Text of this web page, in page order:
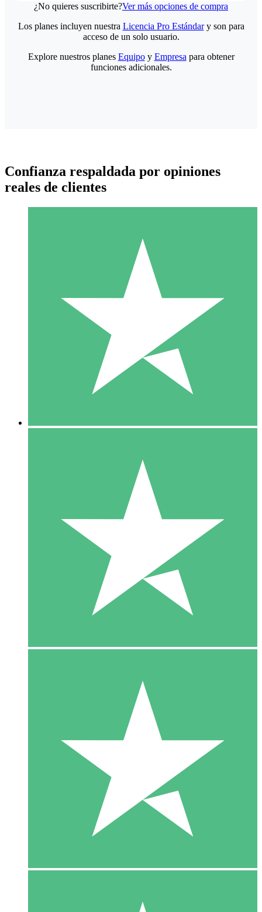
¿No quieres suscribirte?Ver más opciones de compra
Paquetes de Créditos Individuales
Paga según el uso con créditos de descarga. Sin compromiso
10 00
10 Descargas
20 00
Los planes incluyen nuestra Licencia Pro Estándary son para
acceso de un solo usuario.
Explore nuestros planes Equipoy Empresa para obtener
funciones adicionales.
Confianza respaldada por opiniones
reales de clientes